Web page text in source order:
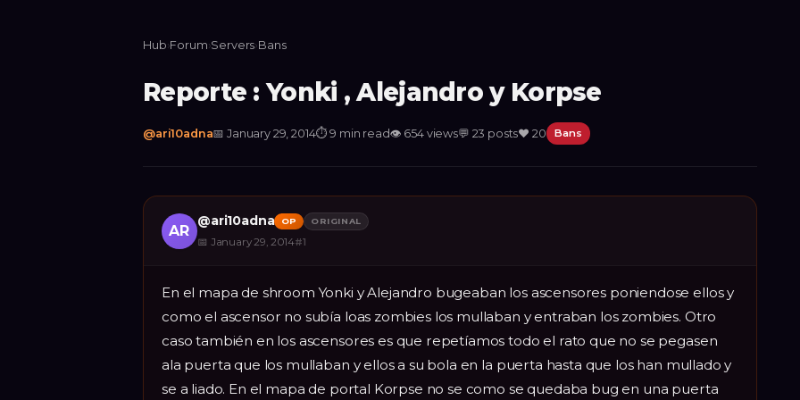
Hub›Forum›Servers›Bans
Reporte : Yonki , Alejandro y Korpse
@ari10adna📅January 29, 2014⏱9 min read👁 654 views💬 23 posts❤️20 Bans
AR
@ari10adna OP ORIGINAL
📅 January 29, 2014#1
En el mapa de shroom Yonki y Alejandro bugeaban los ascensores poniendose ellos y
como el ascensor no subía loas zombies los mullaban y entraban los zombies. Otro
caso también en los ascensores es que repetíamos todo el rato que no se pegasen
ala puerta que los mullaban y ellos a su bola en la puerta hasta que los han mullado y
se a liado. En el mapa de portal Korpse no se como se quedaba bug en una puerta